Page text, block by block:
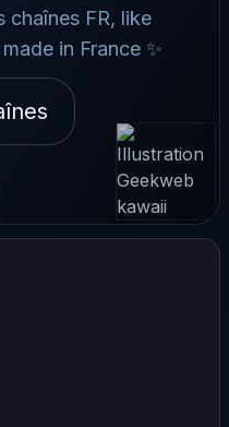
chaînes FR, like
in France ✨